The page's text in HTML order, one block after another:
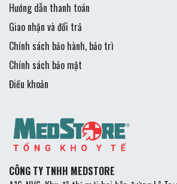
Hướng dẫn thanh toán
Giao nhận và đổi trả
Chính sách bảo hành, bảo trì
Chính sách bảo mật
Điều khoản
CÔNG TY TNHH MEDSTORE